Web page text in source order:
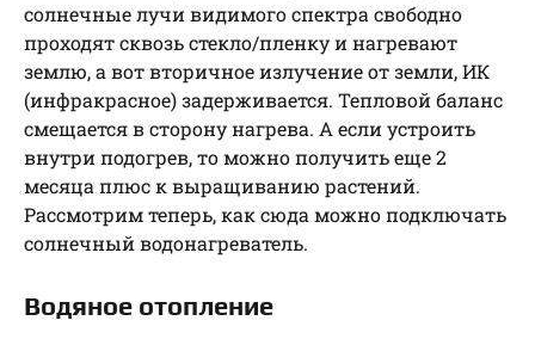
солнечные лучи видимого спектра свободно
проходят сквозь стекло/пленку и нагревают
землю, а вот вторичное излучение от земли, ИК
(инфракрасное) задерживается. Тепловой баланс
смещается в сторону нагрева. А если устроить
внутри подогрев, то можно получить еще 2
месяца плюс к выращиванию растений.
Рассмотрим теперь, как сюда можно подключать
солнечный водонагреватель.
Водяное отопление